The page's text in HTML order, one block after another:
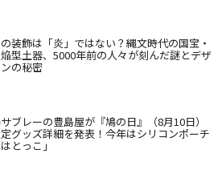
装飾は「炎」ではない？縄文時代の国宝・
型土器、5000年前の人々が刻んだ謎とデザ
の秘密
ブレーの豊島屋が『鳩の日』（8月10日）
グッズ詳細を発表！今年はシリコンポーチ
はとっこ」